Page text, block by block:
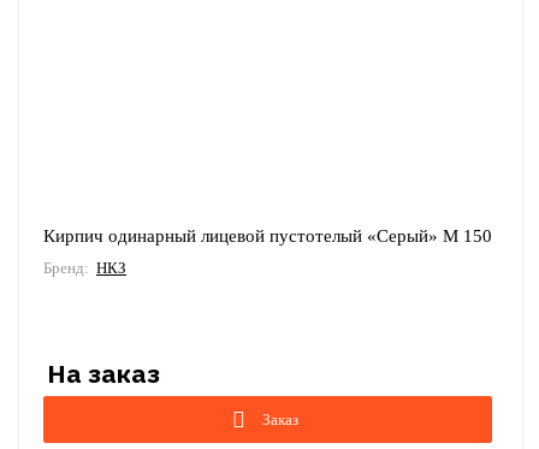
Кирпич одинарный лицевой пустотелый «Серый» М 150
Бренд: НКЗ
Заказ